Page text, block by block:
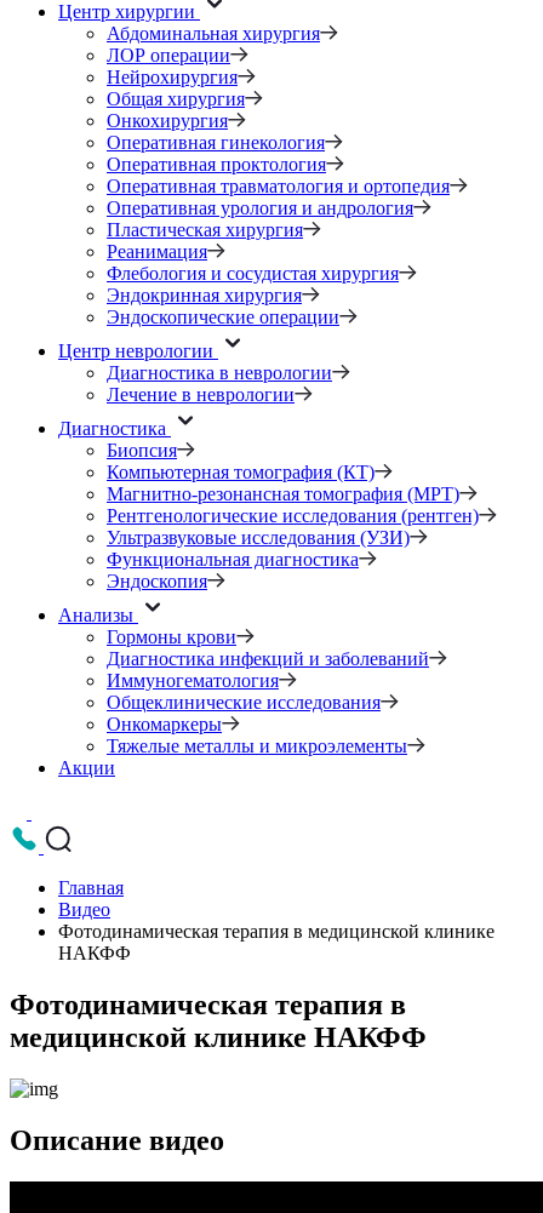
Центр хирургии
Абдоминальная хирургия
ЛОР операции
Нейрохирургия
Общая хирургия
Онкохирургия
Оперативная гинекология
Оперативная проктология
Оперативная травматология и ортопедия
Оперативная урология и андрология
Пластическая хирургия
Реанимация
Флебология и сосудистая хирургия
Эндокринная хирургия
Эндоскопические операции
Центр неврологии
Диагностика в неврологии
Лечение в неврологии
Диагностика
Биопсия
Компьютерная томография (КТ)
Магнитно-резонансная томография (МРТ)
Рентгенологические исследования (рентген)
Ультразвуковые исследования (УЗИ)
Функциональная диагностика
Эндоскопия
Анализы
Гормоны крови
Диагностика инфекций и заболеваний
Иммуногематология
Общеклинические исследования
Онкомаркеры
Тяжелые металлы и микроэлементы
Акции
Главная
Видео
Фотодинамическая терапия в медицинской клинике
НАКФФ
Фотодинамическая терапия в
медицинской клинике НАКФФ
Описание видео